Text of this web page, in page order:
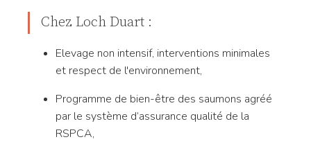
Chez Loch Duart :
Elevage non intensif, interventions minimales
et respect de l'environnement,
Programme de bien-être des saumons agréé
par le système d’assurance qualité de la
RSPCA,